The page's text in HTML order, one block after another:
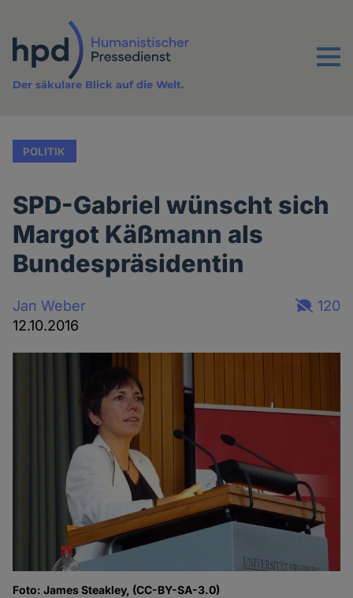
Inhalt
Menu
Der säkulare Blick auf die Welt.
POLITIK
SPD-Gabriel wünscht sich
Margot Käßmann als
Bundespräsidentin
Jan Weber
12.10.2016
120
Foto: James Steakley, (CC-BY-SA-3.0)